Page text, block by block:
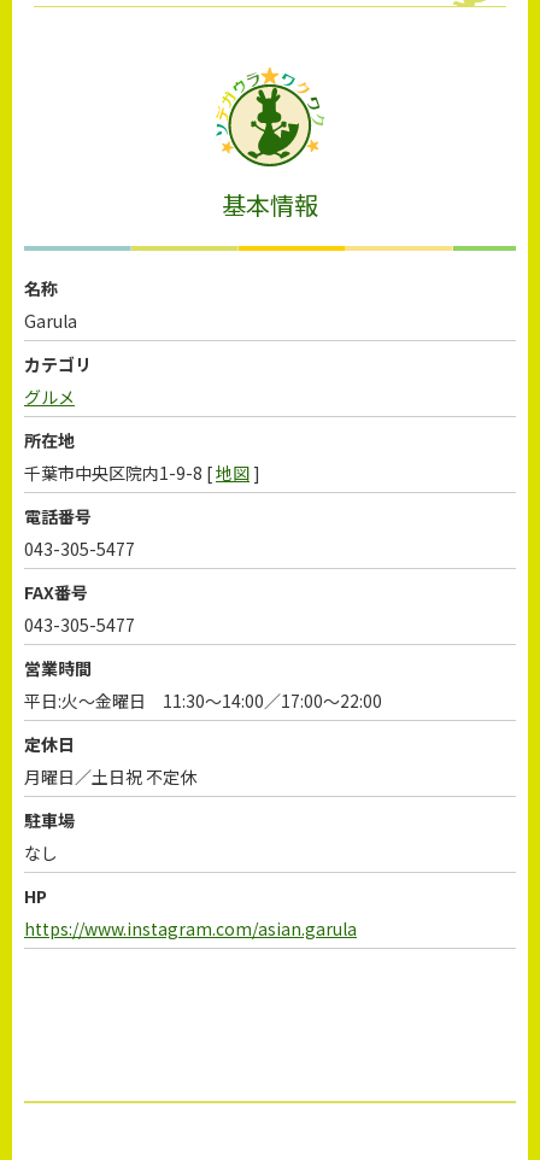
基本情報
名称
Garula
カテゴリ
グルメ
所在地
千葉市中央区院内1-9-8 [地図 ]
電話番号
043-305-5477
FAX番号
043-305-5477
営業時間
平日:火～金曜日 11:30～14:00／17:00～22:00
定休日
月曜日／土日祝 不定休
駐車場
なし
HP
https://www.instagram.com/asian.garula